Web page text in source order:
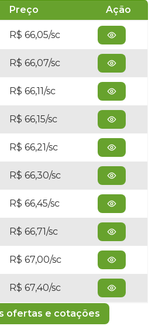
Preço Ação
R$ 66,05/sc
R$ 66,07/sc
R$ 66,11/sc
R$ 66,15/sc
R$ 66,21/sc
R$ 66,30/sc
R$ 66,45/sc
R$ 66,71/sc
R$ 67,00/sc
R$ 67,40/sc
ofertas e cotações